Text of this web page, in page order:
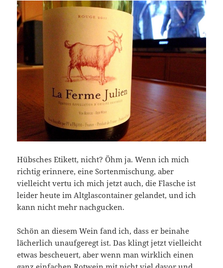
Hübsches Etikett, nicht? Öhm ja. Wenn ich mich
richtig erinnere, eine Sortenmischung, aber
vielleicht vertu ich mich jetzt auch, die Flasche ist
leider heute im Altglascontainer gelandet, und ich
kann nicht mehr nachgucken.
Schön an diesem Wein fand ich, dass er beinahe
lächerlich unaufgeregt ist. Das klingt jetzt vielleicht
etwas bescheuert, aber wenn man wirklich einen